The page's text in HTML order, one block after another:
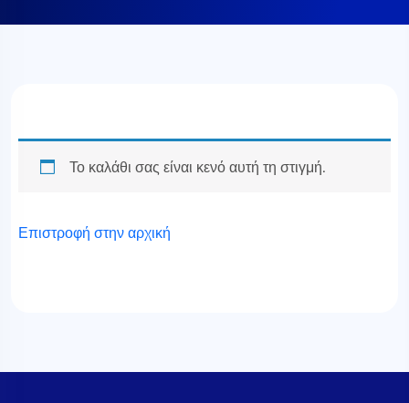
Το καλάθι σας είναι κενό αυτή τη στιγμή.
Επιστροφή στην αρχική